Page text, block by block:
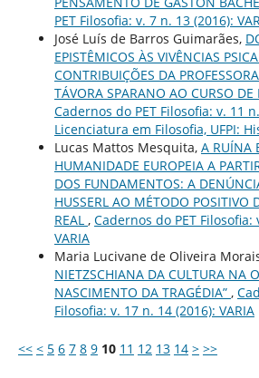
PET Filosofia: v. 7 n. 13 (2016):
José Luís de Barros Guimarães,
EPISTÊMICOS ÀS VIVÊNCIAS
CONTRIBUIÇÕES DA
TÁVORA SPARANO AO CURSO DE
Cadernos do PET Filosofia: v. 11
Licenciatura em Filosofia, UFPI:
Lucas Mattos Mesquita, A RUÍNA
HUMANIDADE EUROPEIA A
DOS FUNDAMENTOS: A
HUSSERL AO MÉTODO POSITIVO
REAL , Cadernos do PET Filosofia:
VARIA
Maria Lucivane de Oliveira
NIETZSCHIANA DA CULTURA NA
NASCIMENTO DA TRAGÉDIA” ,
Filosofia: v. 17 n. 14 (2016): VARIA
<< < 5 6 7 8 9 10 11 12 13 14 > >>